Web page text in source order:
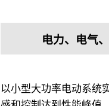
电力、电气
以小型大功率电动系统